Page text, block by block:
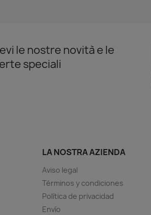
le nostre novità e le
speciali
LA NOSTRA AZIENDA
Aviso legal
Términos y condiciones
Política de privacidad
Envío